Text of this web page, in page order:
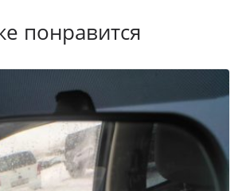
понравится